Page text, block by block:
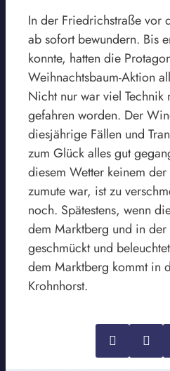
In der Friedrichstraße vor
ab sofort bewundern. Bis
konnte, hatten die
Weihnachtsbaum-Aktion
Nicht nur war viel Technik
gefahren worden. Der
diesjährige Fällen und
zum Glück alles gut
diesem Wetter keinem
zumute war, ist zu
noch. Spätestens, wenn
dem Marktberg und in
geschmückt und
dem Marktberg kommt in
Krohnhorst.